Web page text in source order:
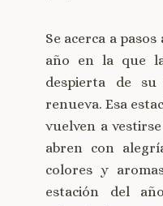
Se acerca a
año en la que
despierta de
renueva. Esa
vuelven a
abren con
colores y
estación del